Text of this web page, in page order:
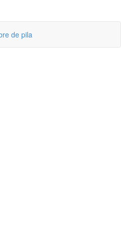
de pila